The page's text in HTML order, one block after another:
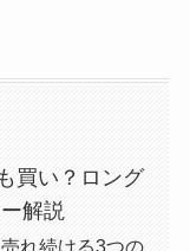
買い？ロング
解説
れ続ける3つの